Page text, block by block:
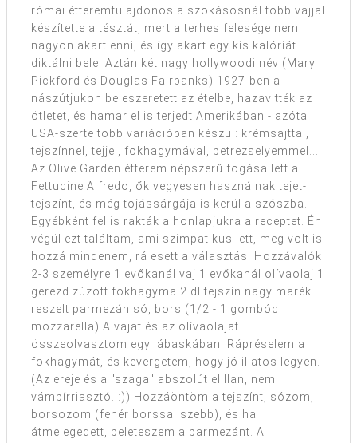
római étteremtulajdonos a szokásosnál több vajjal
készítette a tésztát, mert a terhes felesége nem
nagyon akart enni, és így akart egy kis kalóriát
diktálni bele. Aztán két nagy hollywoodi név (Mary
Pickford és Douglas Fairbanks) 1927-ben a
nászútjukon beleszeretett az ételbe, hazavitték az
ötletet, és hamar el is terjedt Amerikában - azóta
USA-szerte több variációban készül: krémsajttal,
tejszínnel, tejjel, fokhagymával, petrezselyemmel...
Az Olive Garden étterem népszerű fogása lett a
Fettucine Alfredo, ők vegyesen használnak tejet-
tejszínt, és még tojássárgája is kerül a szószba.
Egyébként fel is rakták a honlapjukra a receptet. Én
végül ezt találtam, ami szimpatikus lett, meg volt is
hozzá mindenem, rá esett a választás. Hozzávalók
2-3 személyre 1 evőkanál vaj 1 evőkanál olívaolaj 1
gerezd zúzott fokhagyma 2 dl tejszín nagy marék
reszelt parmezán só, bors (1/2 - 1 gombóc
mozzarella) A vajat és az olívaolajat
összeolvasztom egy lábaskában. Rápréselem a
fokhagymát, és kevergetem, hogy jó illatos legyen.
(Az ereje és a "szaga" abszolút elillan, nem
vámpírriasztó. :)) Hozzáöntöm a tejszínt, sózom,
borsozom (fehér borssal szebb), és ha
átmelegedett, beleteszem a parmezánt. A